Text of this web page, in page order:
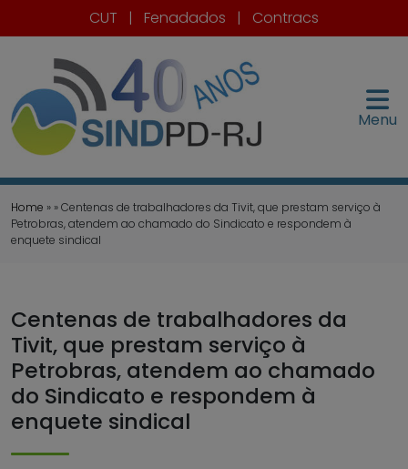
CUT | Fenadados | Contracs
Menu
Home » » Centenas de trabalhadores da Tivit, que prestam serviço à
Petrobras, atendem ao chamado do Sindicato e respondem à
enquete sindical
Centenas de trabalhadores da
Tivit, que prestam serviço à
Petrobras, atendem ao chamado
do Sindicato e respondem à
enquete sindical